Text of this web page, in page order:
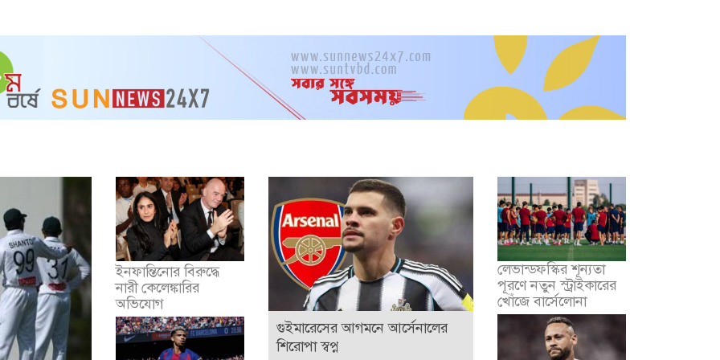
ইনফান্তিনোর বিরুদ্ধে
নারী কেলেঙ্কারির
অভিযোগ
গুইমারেসের আগমনে আর্সেনালের
শিরোপা স্বপ্ন
লেভান্ডফস্কির শূন্যতা
পূরণে নতুন স্ট্রাইকারের
খোঁজে বার্সেলোনা